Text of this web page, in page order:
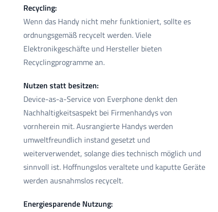
Recycling:
Wenn das Handy nicht mehr funktioniert, sollte es
ordnungsgemäß recycelt werden. Viele
Elektronikgeschäfte und Hersteller bieten
Recyclingprogramme an.
Nutzen statt besitzen:
Device-as-a-Service von Everphone denkt den
Nachhaltigkeitsaspekt bei Firmenhandys von
vornherein mit. Ausrangierte Handys werden
umweltfreundlich instand gesetzt und
weiterverwendet, solange dies technisch möglich und
sinnvoll ist. Hoffnungslos veraltete und kaputte Geräte
werden ausnahmslos recycelt.
Energiesparende Nutzung: